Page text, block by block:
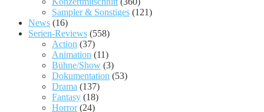
Sampler & Sonstiges (121)
News (16)
Serien-Reviews (558)
Action (37)
Animation (11)
Bühne/Show (3)
Dokumentation (53)
Drama (137)
Fantasy (18)
Horror(24)